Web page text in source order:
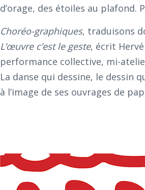
d’orage, des étoiles au plafond.
Choréo-graphiques, traduisons
L’œuvre c’est le geste, écrit
performance collective, mi-
La danse qui dessine, le dessin
à l’image de ses ouvrages de